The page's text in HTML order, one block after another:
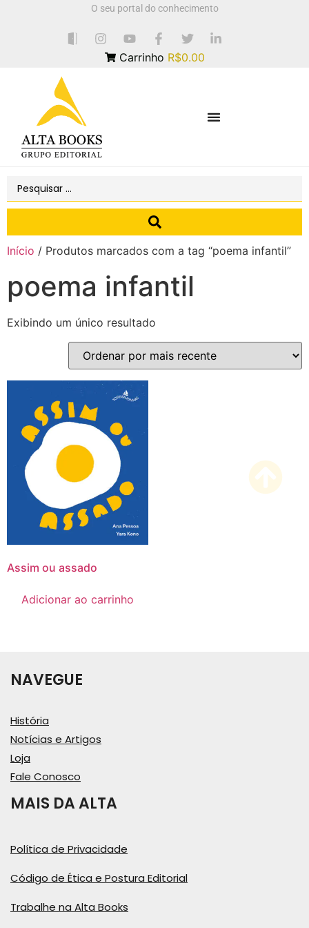
O seu portal do conhecimento
Carrinho R$0.00
Início / Produtos marcados com a tag “poema infantil”
poema infantil
Exibindo um único resultado
Assim ou assado
Adicionar ao carrinho
NAVEGUE
História
Notícias e Artigos
Loja
Fale Conosco
MAIS DA ALTA
Política de Privacidade
Código de Ética e Postura Editorial
Trabalhe na Alta Books